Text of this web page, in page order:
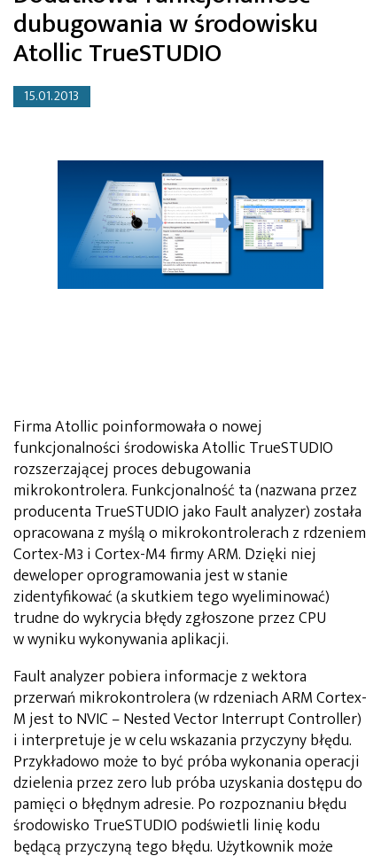
dubugowania w środowisku
Atollic TrueSTUDIO
15.01.2013
Firma Atollic poinformowała o nowej
funkcjonalności środowiska Atollic TrueSTUDIO
rozszerzającej proces debugowania
mikrokontrolera. Funkcjonalność ta (nazwana przez
producenta TrueSTUDIO jako Fault analyzer) została
opracowana z myślą o mikrokontrolerach z rdzeniem
Cortex-M3 i Cortex-M4 firmy ARM. Dzięki niej
deweloper oprogramowania jest w stanie
zidentyfikować (a skutkiem tego wyeliminować)
trudne do wykrycia błędy zgłoszone przez CPU
w wyniku wykonywania aplikacji.
Fault analyzer pobiera informacje z wektora
przerwań mikrokontrolera (w rdzeniach ARM Cortex-
M jest to NVIC – Nested Vector Interrupt Controller)
i interpretuje je w celu wskazania przyczyny błędu.
Przykładowo może to być próba wykonania operacji
dzielenia przez zero lub próba uzyskania dostępu do
pamięci o błędnym adresie. Po rozpoznaniu błędu
środowisko TrueSTUDIO podświetli linię kodu
będącą przyczyną tego błędu. Użytkownik może